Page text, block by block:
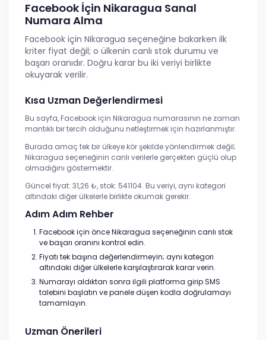
Facebook İçin Nikaragua Sanal
Numara Alma
Facebook için Nikaragua seçeneğine bakarken ilk
kriter fiyat değil; o ülkenin canlı stok durumu ve
başarı oranıdır. Doğru karar bu iki veriyi birlikte
okuyarak verilir.
Kısa Uzman Değerlendirmesi
Bu sayfa, Facebook için Nikaragua numarasının ne zaman
mantıklı bir tercih olduğunu netleştirmek için hazırlanmıştır.
Burada amaç tek bir ülkeye kör şekilde yönlendirmek değil;
Nikaragua seçeneğinin canlı verilerle gerçekten güçlü olup
olmadığını göstermektir.
Güncel fiyat: 31,26 ₺, stok: 541104. Bu veriyi, aynı kategori
altındaki diğer ülkelerle birlikte okumak gerekir.
Adım Adım Rehber
Facebook için önce Nikaragua seçeneğinin canlı stok
ve başarı oranını kontrol edin.
Fiyatı tek başına değerlendirmeyin; aynı kategori
altındaki diğer ülkelerle karşılaştırarak karar verin.
Numarayı aldıktan sonra ilgili platforma girip SMS
talebini başlatın ve panele düşen kodla doğrulamayı
tamamlayın.
Uzman Önerileri